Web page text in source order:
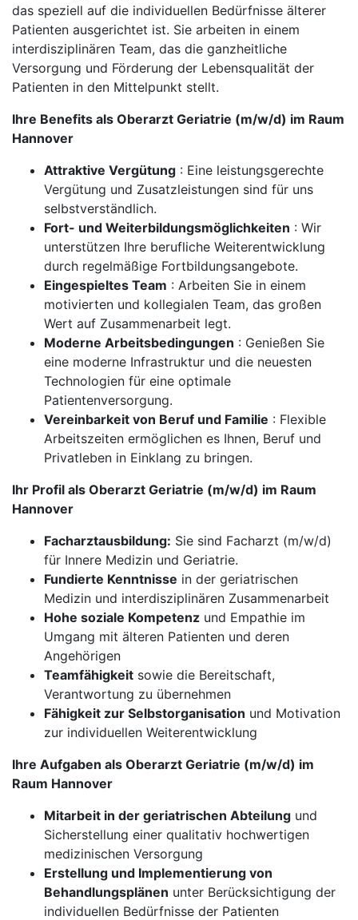
das speziell auf die individuellen Bedürfnisse älterer
Patienten ausgerichtet ist. Sie arbeiten in einem
interdisziplinären Team, das die ganzheitliche
Versorgung und Förderung der Lebensqualität der
Patienten in den Mittelpunkt stellt.
Ihre Benefits als Oberarzt Geriatrie (m/w/d) im Raum
Hannover
Attraktive Vergütung : Eine leistungsgerechte
Vergütung und Zusatzleistungen sind für uns
selbstverständlich.
Fort- und Weiterbildungsmöglichkeiten : Wir
unterstützen Ihre berufliche Weiterentwicklung
durch regelmäßige Fortbildungsangebote.
Eingespieltes Team : Arbeiten Sie in einem
motivierten und kollegialen Team, das großen
Wert auf Zusammenarbeit legt.
Moderne Arbeitsbedingungen : Genießen Sie
eine moderne Infrastruktur und die neuesten
Technologien für eine optimale
Patientenversorgung.
Vereinbarkeit von Beruf und Familie : Flexible
Arbeitszeiten ermöglichen es Ihnen, Beruf und
Privatleben in Einklang zu bringen.
Ihr Profil als Oberarzt Geriatrie (m/w/d) im Raum
Hannover
Facharztausbildung: Sie sind Facharzt (m/w/d)
für Innere Medizin und Geriatrie.
Fundierte Kenntnisse in der geriatrischen
Medizin und interdisziplinären Zusammenarbeit
Hohe soziale Kompetenz und Empathie im
Umgang mit älteren Patienten und deren
Angehörigen
Teamfähigkeit sowie die Bereitschaft,
Verantwortung zu übernehmen
Fähigkeit zur Selbstorganisation und Motivation
zur individuellen Weiterentwicklung
Ihre Aufgaben als Oberarzt Geriatrie (m/w/d) im
Raum Hannover
Mitarbeit in der geriatrischen Abteilung und
Sicherstellung einer qualitativ hochwertigen
medizinischen Versorgung
Erstellung und Implementierung von
Behandlungsplänen unter Berücksichtigung der
individuellen Bedürfnisse der Patienten